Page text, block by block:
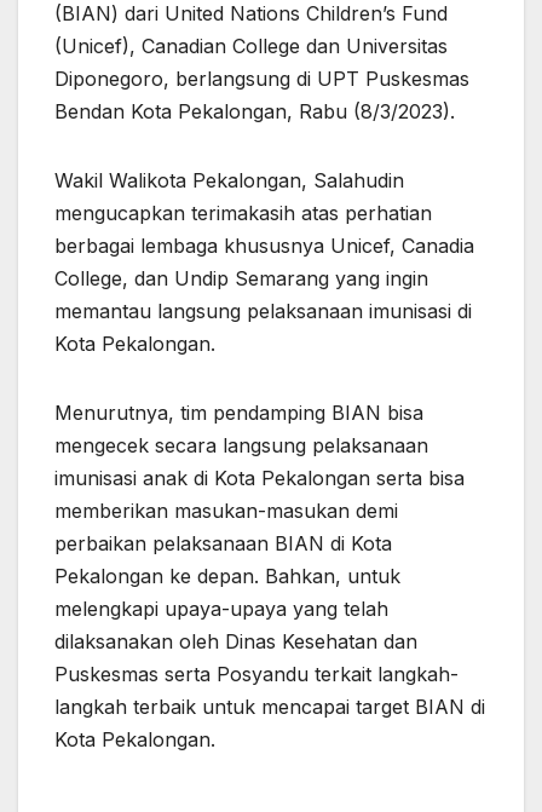
(BIAN) dari United Nations Children’s Fund
(Unicef), Canadian College dan Universitas
Diponegoro, berlangsung di UPT Puskesmas
Bendan Kota Pekalongan, Rabu (8/3/2023).
Wakil Walikota Pekalongan, Salahudin
mengucapkan terimakasih atas perhatian
berbagai lembaga khususnya Unicef, Canadia
College, dan Undip Semarang yang ingin
memantau langsung pelaksanaan imunisasi di
Kota Pekalongan.
Menurutnya, tim pendamping BIAN bisa
mengecek secara langsung pelaksanaan
imunisasi anak di Kota Pekalongan serta bisa
memberikan masukan-masukan demi
perbaikan pelaksanaan BIAN di Kota
Pekalongan ke depan. Bahkan, untuk
melengkapi upaya-upaya yang telah
dilaksanakan oleh Dinas Kesehatan dan
Puskesmas serta Posyandu terkait langkah-
langkah terbaik untuk mencapai target BIAN di
Kota Pekalongan.